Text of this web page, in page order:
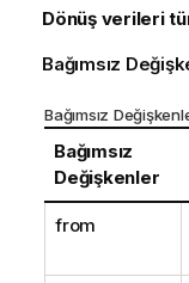
o
u
Dönüş verileri
Bağımsız
Bağımsız
Bağımsız
Değişkenler
from